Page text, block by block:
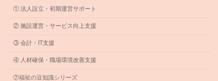
① 法人設立・初期運営サポート
② 施設運営・サービス向上支援
③ 会計・IT支援
④ 人材確保・職場環境改善支援
⑦福祉の豆知識シリーズ